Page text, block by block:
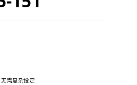
需复杂设定